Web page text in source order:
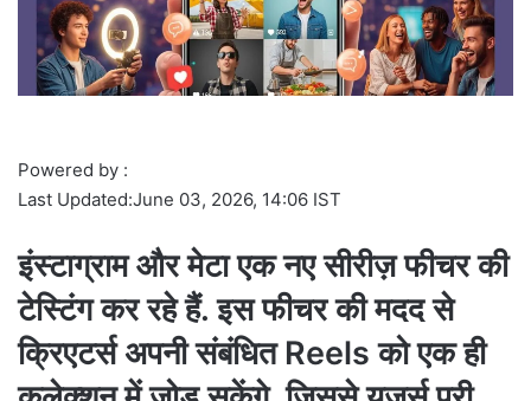
Powered by :
Last Updated:June 03, 2026, 14:06 IST
इंस्टाग्राम और मेटा एक नए सीरीज़ फीचर की
टेस्टिंग कर रहे हैं. इस फीचर की मदद से
क्रिएटर्स अपनी संबंधित Reels को एक ही